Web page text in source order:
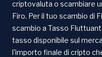
criptovaluta o scambiare
Firo. Per il tuo scambio di
scambio a Tasso
tasso disponibile sul
l'importo finale di cripto